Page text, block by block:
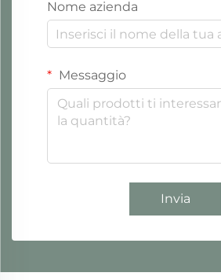
Nome azienda
Messaggio
Invia